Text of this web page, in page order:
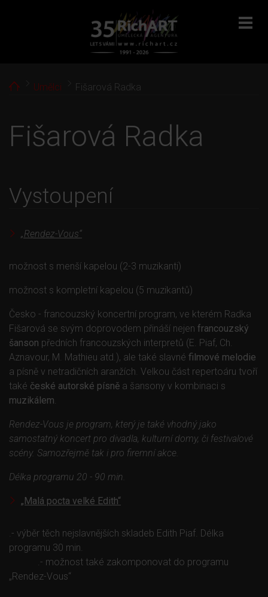
HomeUmělci Fišarová Radka
Fišarová Radka
Vystoupení
„Rendez-Vous“
možnost s menší kapelou (2-3 muzikanti)
možnost s kompletní kapelou (5 muzikantů)
Česko - francouzský koncertní program, ve kterém Radka
Fišarová se svým doprovodem přináší nejen francouzský
šanson předních francouzských interpretů (E. Piaf, Ch.
Aznavour, M. Mathieu atd.), ale také slavné filmové melodie
a písně v netradičních aranžích. Velkou část repertoáru tvoří
také české autorské písně a šansony v kombinaci s
muzikálem.
Rendez-Vous je program, který je také vhodný jako
samostatný koncert pro divadla, kulturní domy, či festivalové
scény. Samozřejmě tak i pro firemní akce.
Délka programu 20 - 90 min.
„Malá pocta velké Edith“
.- výběr těch nejslavnějších skladeb Edith Piaf. Délka
programu 30 min.
.- možnost také zakomponovat do programu
„Rendez-Vous“